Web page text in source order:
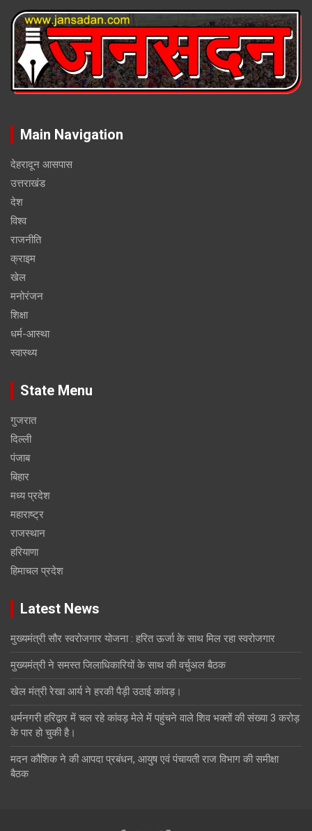
Main Navigation
देहरादून आसपास
उत्तराखंड
देश
विश्व
राजनीति
क्राइम
खेल
मनोरंजन
शिक्षा
धर्म-आस्था
स्वास्थ्य
State Menu
गुजरात
दिल्ली
पंजाब
बिहार
मध्य प्रदेश
महाराष्ट्र
राजस्थान
हरियाणा
हिमाचल प्रदेश
Latest News
मुख्यमंत्री सौर स्वरोजगार योजना : हरित ऊर्जा के साथ मिल रहा स्वरोजगार
मुख्यमंत्री ने समस्त जिलाधिकारियों के साथ की वर्चुअल बैठक
खेल मंत्री रेखा आर्य ने हरकी पैड़ी उठाई कांवड़।
धर्मनगरी हरिद्वार में चल रहे कांवड़ मेले में पहुंचने वाले शिव भक्तों की संख्या 3 करोड़
के पार हो चुकी है।
मदन कौशिक ने की आपदा प्रबंधन, आयुष एवं पंचायती राज विभाग की समीक्षा
बैठक